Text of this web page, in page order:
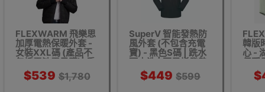
FLEXWARM 飛樂思
加厚電熱保暖外套 -
女裝XXL碼 (產品不
包括電池需另購)| 香
港行貨 Smart
Heating Jacke廿
$539 $1,780
SuperV 智能發熱防
風外套 (不包含充電
寶) - 黑色S碼 | 跣水
可水洗 | 石墨烯發熱
| 香港行貨
$449 $599
韓版
心 -
保暖
切